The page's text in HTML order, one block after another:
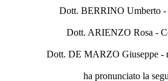
Dott. BERRINO Umberto -
Dott. ARIENZO Rosa -
Dott. DE MARZO Giuseppe -
ha pronunciato la